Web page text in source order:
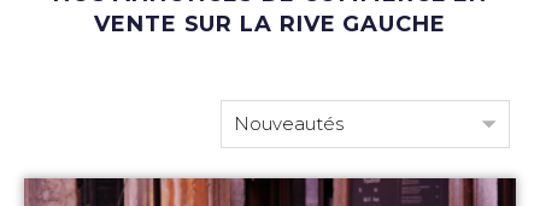
VENTE SUR LA RIVE GAUCHE